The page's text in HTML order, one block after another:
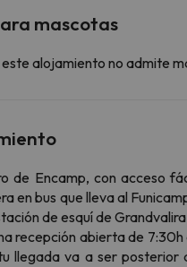
mascotas
alojamiento no admite
de Encamp, con acceso
en bus que lleva al
de esquí de
recepción abierta de
llegada va a ser posterior